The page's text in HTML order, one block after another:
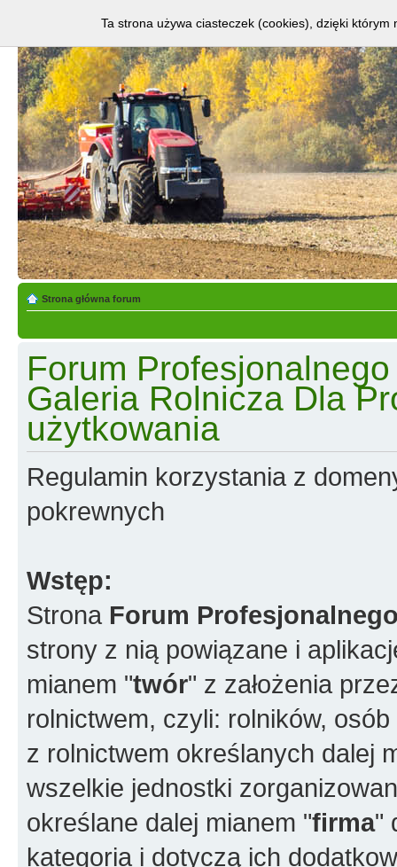
Strona główna forum
Forum
Galeria Rolnicza Dla
użytkowania
Regulamin korzystania z
pokrewnych
Wstęp:
Strona Forum
strony z nią powiązane i
mianem "twór" z założenia
rolnictwem, czyli: rolników,
z rolnictwem określanych dalej
wszelkie jednostki
określane dalej mianem "firma"
kategoria i dotyczą ich
Ta strona używa ciasteczek (cookies), dzięki którym